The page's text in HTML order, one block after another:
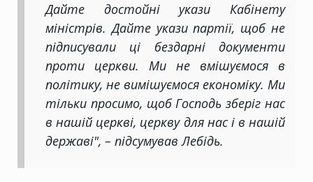
Дайте достойні укази Кабінету
міністрів. Дайте укази партії, щоб не
підписували ці бездарні документи
проти церкви. Ми не вмішуємося в
політику, не вимішуємося економіку. Ми
тільки просимо, щоб Господь зберіг нас
в нашій церкві, церкву для нас і в нашій
державі", ­– підсумував Лебідь.